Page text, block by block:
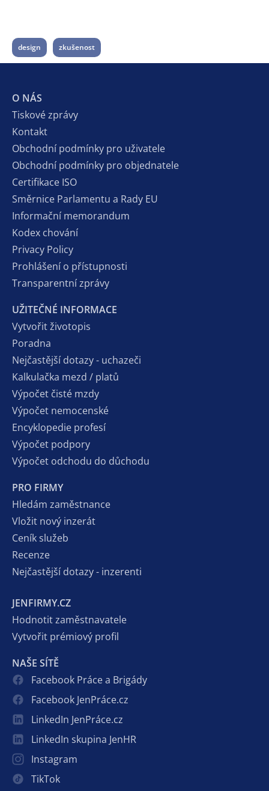
design zkušenost
O NÁS
Tiskové zprávy
Kontakt
Obchodní podmínky pro uživatele
Obchodní podmínky pro objednatele
Certifikace ISO
Směrnice Parlamentu a Rady EU
Informační memorandum
Kodex chování
Privacy Policy
Prohlášení o přístupnosti
Transparentní zprávy
UŽITEČNÉ INFORMACE
Vytvořit životopis
Poradna
Nejčastější dotazy - uchazeči
Kalkulačka mezd / platů
Výpočet čisté mzdy
Výpočet nemocenské
Encyklopedie profesí
Výpočet podpory
Výpočet odchodu do důchodu
PRO FIRMY
Hledám zaměstnance
Vložit nový inzerát
Ceník služeb
Recenze
Nejčastější dotazy - inzerenti
JENFIRMY.CZ
Hodnotit zaměstnavatele
Vytvořit prémiový profil
NAŠE SÍTĚ
Facebook Práce a Brigády
Facebook JenPráce.cz
LinkedIn JenPráce.cz
LinkedIn skupina JenHR
Instagram
TikTok